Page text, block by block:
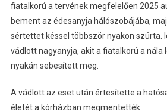
fiatalkorú a tervének megfelelően 2025
bement az édesanyja hálószobájába,
sértettet késsel többször nyakon szúrta.
vádlott nagyanyja, akit a fiatalkorú a nála
nyakán sebesített meg.
A vádlott az eset után értesítette a
életét a kórházban megmentették.